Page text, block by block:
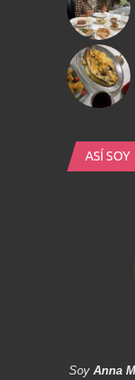
ASÍ SOY
Soy Anna